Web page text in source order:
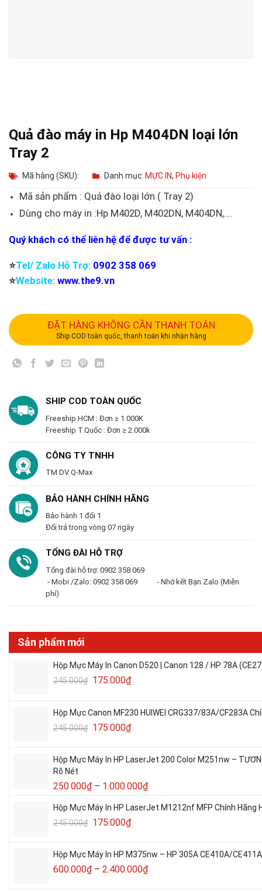
Quả đào máy in Hp M404DN loại lớn
Tray 2
Mã hàng (SKU): Danh mục: MỰC IN, Phụ kiện
Mã sản phẩm : Quả đào loại lớn ( Tray 2)
Dùng cho máy in :Hp M402D, M402DN, M404DN,….
Quý khách có thể liên hệ để được tư vấn :
⭐️Tel/ Zalo Hỗ Trợ: 0902 358 069
⭐️Website: www.the9.vn
ĐẶT HÀNG KHÔNG CẦN THANH TOÁN
Ship COD toàn quốc, thanh toán khi nhận hàng
SHIP COD TOÀN QUỐC
Freeship HCM : Đơn ≥ 1.000K
Freeship T.Quốc : Đơn ≥ 2.000k
CÔNG TY TNHH
TM DV Q-Max
BẢO HÀNH CHÍNH HÃNG
Bảo hành 1 đổi 1
Đổi trả trong vòng 07 ngày
TỔNG ĐÀI HỖ TRỢ
Tổng đài hỗ trợ: 0902 358 069
- Mobi /Zalo: 0902 358 069 - Nhớ kết Bạn Zalo (Miễn
phí)
Sản phẩm mới
Hộp Mực Máy In Canon D520 | Canon 128 / HP 78A
245.000₫ 175.000₫
Hộp Mực Canon MF230 HUIWEI CRG337/83A/CF283A
245.000₫ 175.000₫
Hộp Mực Máy In HP LaserJet 200 Color M251nw –
Rõ Nét
250.000₫ – 1.000.000₫
Hộp Mực Máy In HP LaserJet M1212nf MFP Chính
245.000₫ 175.000₫
Hộp Mực Máy In HP M375nw – HP 305A CE410A/
600.000₫ – 2.400.000₫